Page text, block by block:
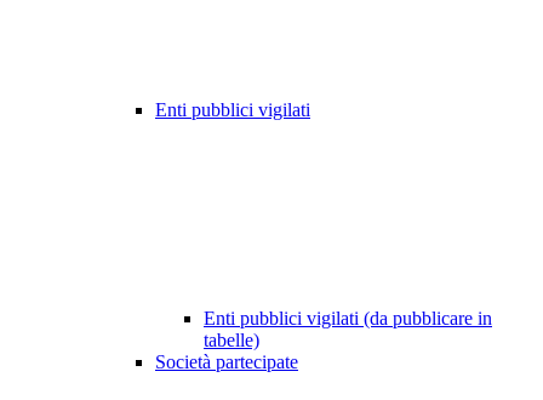
Enti pubblici vigilati
Enti pubblici vigilati (da pubblicare in
tabelle)
Società partecipate